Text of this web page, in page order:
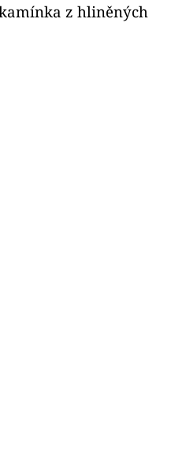
z hliněných